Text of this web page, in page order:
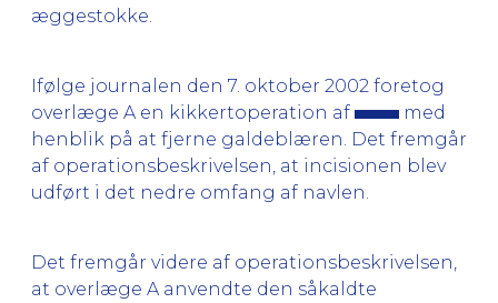
æggestokke.
Ifølge journalen den 7. oktober 2002 foretog
overlæge A en kikkertoperation af
med
henblik på at fjerne galdeblæren. Det fremgår
af operationsbeskrivelsen, at incisionen blev
udført i det nedre omfang af navlen.
Det fremgår videre af operationsbeskrivelsen,
at overlæge A anvendte den såkaldte